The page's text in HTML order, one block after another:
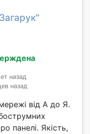
назад
назад
від А до Я.
панелі. Якість,